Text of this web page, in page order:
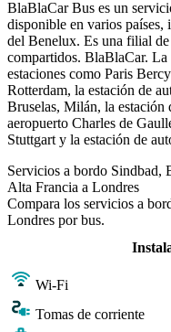
BlaBlaCar Bus es un
disponible en varios
del Benelux. Es una filial
compartidos. BlaBlaCar. La
estaciones como Paris
Rotterdam, la estación de
Bruselas, Milán, la estación
aeropuerto Charles de
Stuttgart y la estación de
Servicios a bordo
Alta Francia a Londres
Compara los servicios a
Londres por bus.
Wi-Fi
Tomas de corriente